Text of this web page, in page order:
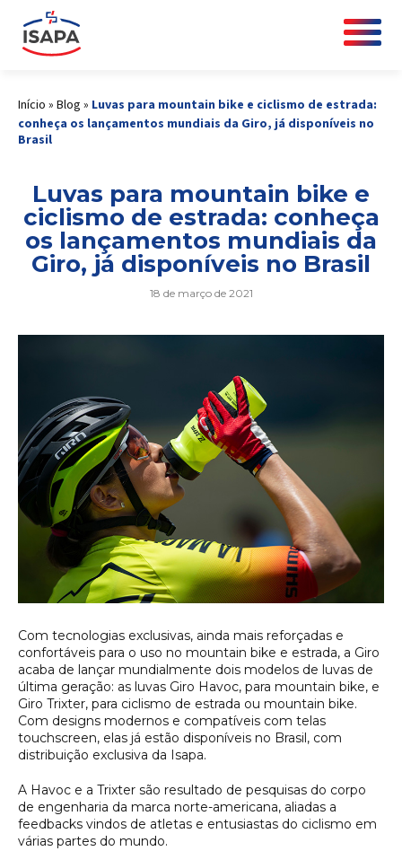
Início » Blog » Luvas para mountain bike e ciclismo de estrada:
conheça os lançamentos mundiais da Giro, já disponíveis no
Brasil
Luvas para mountain bike e
ciclismo de estrada: conheça
os lançamentos mundiais da
Giro, já disponíveis no Brasil
18 de março de 2021
Com tecnologias exclusivas, ainda mais reforçadas e
confortáveis para o uso no mountain bike e estrada, a Giro
acaba de lançar mundialmente dois modelos de luvas de
última geração: as luvas Giro Havoc, para mountain bike, e
Giro Trixter, para ciclismo de estrada ou mountain bike.
Com designs modernos e compatíveis com telas
touchscreen, elas já estão disponíveis no Brasil, com
distribuição exclusiva da Isapa.
A Havoc e a Trixter são resultado de pesquisas do corpo
de engenharia da marca norte-americana, aliadas a
feedbacks vindos de atletas e entusiastas do ciclismo em
várias partes do mundo.